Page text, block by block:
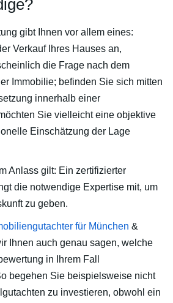
gibt Ihnen vor allem eines:
Verkauf Ihres Hauses an,
die Frage nach dem
Immobilie; befinden Sie sich mitten
innerhalb einer
Sie vielleicht eine objektive
Einschätzung der Lage
Anlass gilt: Ein zertifizierter
die notwendige Expertise mit, um
zu geben.
für München &
Ihnen auch genau sagen, welche
in Ihrem Fall
begehen Sie beispielsweise nicht
zu investieren, obwohl ein